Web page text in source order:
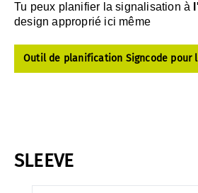
Tu peux planifier la signalisation à
design approprié ici même
Outil de planification Signcode pour
SLEEVE